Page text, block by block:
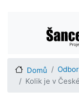
Main
Domů
Kolik je v